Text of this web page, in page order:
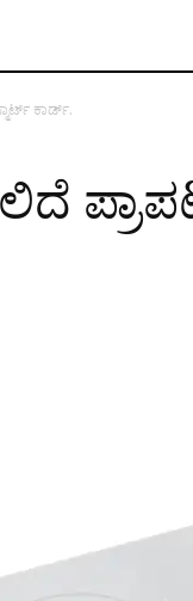
ಕಾರ್ಡ್.